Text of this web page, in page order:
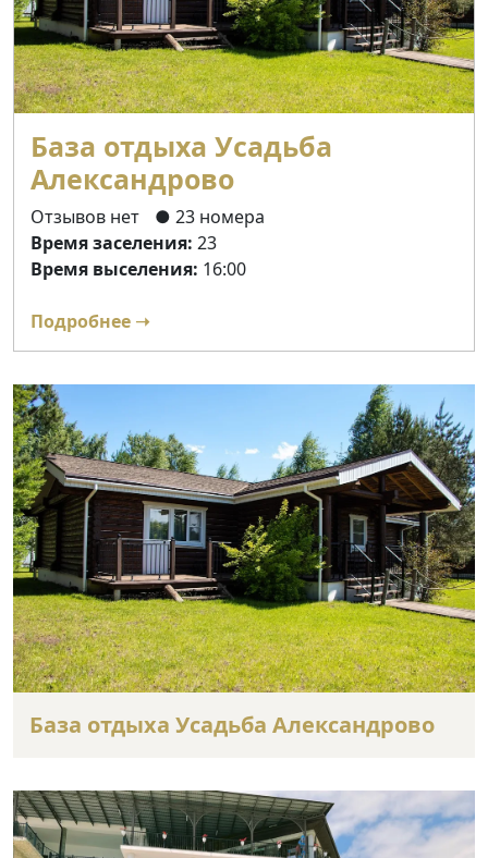
База отдыха Усадьба
Александрово
Отзывов нет
● 23 номера
Время заселения: 23
Время выселения: 16:00
Подробнее ➝
База отдыха Усадьба Александрово